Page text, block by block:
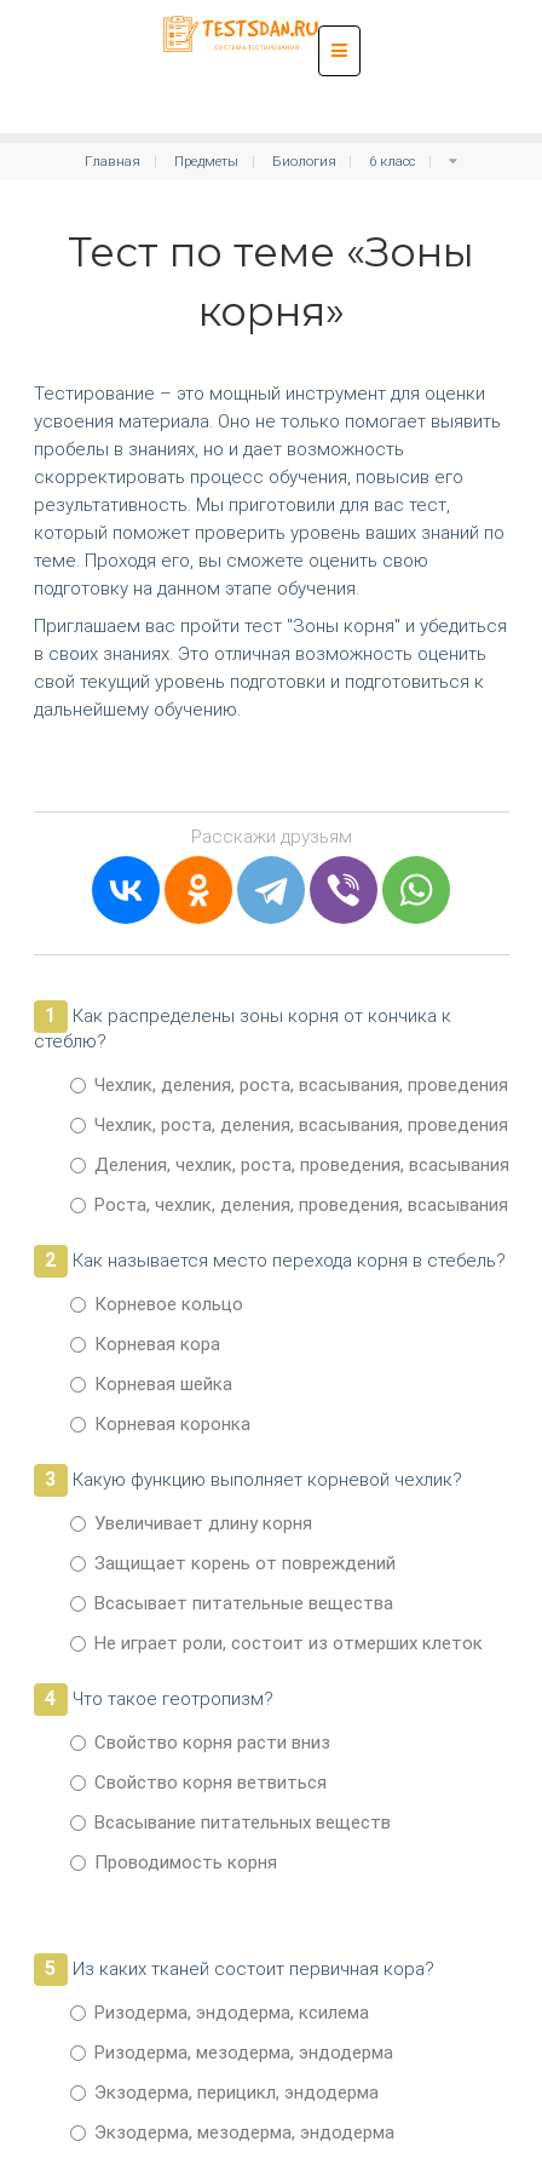
Главная Предметы Биология 6 класс
Тест по теме «Зоны
корня»
Тестирование – это мощный инструмент для оценки
усвоения материала. Оно не только помогает выявить
пробелы в знаниях, но и дает возможность
скорректировать процесс обучения, повысив его
результативность. Мы приготовили для вас тест,
который поможет проверить уровень ваших знаний по
теме. Проходя его, вы сможете оценить свою
подготовку на данном этапе обучения.
Приглашаем вас пройти тест "Зоны корня" и убедиться
в своих знаниях. Это отличная возможность оценить
свой текущий уровень подготовки и подготовиться к
дальнейшему обучению.
Расскажи друзьям
1
Как распределены зоны корня от кончика к
стеблю?
Чехлик, деления, роста, всасывания, проведения
Чехлик, роста, деления, всасывания, проведения
Деления, чехлик, роста, проведения, всасывания
Роста, чехлик, деления, проведения, всасывания
2
Как называется место перехода корня в стебель?
Корневое кольцо
Корневая кора
Корневая шейка
Корневая коронка
3
Какую функцию выполняет корневой чехлик?
Увеличивает длину корня
Защищает корень от повреждений
Всасывает питательные вещества
Не играет роли, состоит из отмерших клеток
4
Что такое геотропизм?
Свойство корня расти вниз
Свойство корня ветвиться
Всасывание питательных веществ
Проводимость корня
5
Из каких тканей состоит первичная кора?
Ризодерма, эндодерма, ксилема
Ризодерма, мезодерма, эндодерма
Экзодерма, перицикл, эндодерма
Экзодерма, мезодерма, эндодерма